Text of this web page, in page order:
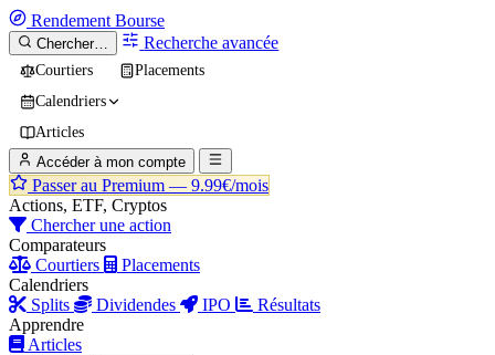
Rendement Bourse
Chercher… Recherche avancée
Courtiers
Placements
Calendriers
Articles
Accéder à mon compte
Passer au Premium — 9.99€/mois
Actions, ETF, Cryptos
Chercher une action
Comparateurs
Courtiers
Placements
Calendriers
Splits
Dividendes IPO
Résultats
Apprendre
Articles